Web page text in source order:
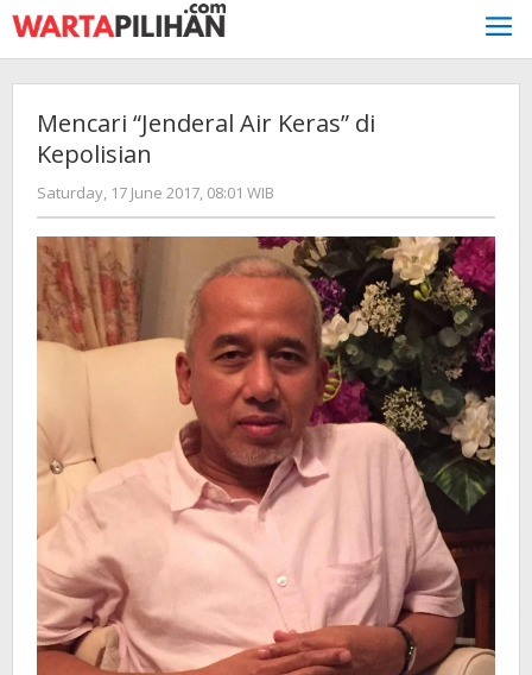
Skip
to
content
Mencari “Jenderal Air Keras” di
Kepolisian
Saturday, 17 June 2017, 08:01 WIB
redaksi